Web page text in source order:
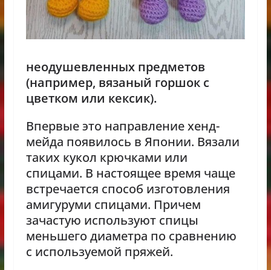
неодушевленных предметов
(например, вязаный горшок с
цветком или кексик).
Впервые это направление хенд-
мейда появилось в Японии. Вязали
таких кукол крючками или
спицами. В настоящее время чаще
встречается способ изготовления
амигуруми спицами. Причем
зачастую используют спицы
меньшего диаметра по сравнению
с используемой пряжей.